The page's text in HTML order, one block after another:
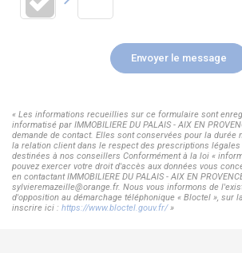
Envoyer le message
« Les informations recueillies sur ce formulaire sont
informatisé par IMMOBILIERE DU PALAIS - AIX EN
demande de contact. Elles sont conservées pour la durée
la relation client dans le respect des prescriptions
destinées à nos conseillers Conformément à la loi «
pouvez exercer votre droit d'accès aux données vous
en contactant IMMOBILIERE DU PALAIS - AIX EN
sylvieremazeille@orange.fr. Nous vous informons de
d'opposition au démarchage téléphonique « Bloctel », sur
inscrire ici : https://www.bloctel.gouv.fr/»